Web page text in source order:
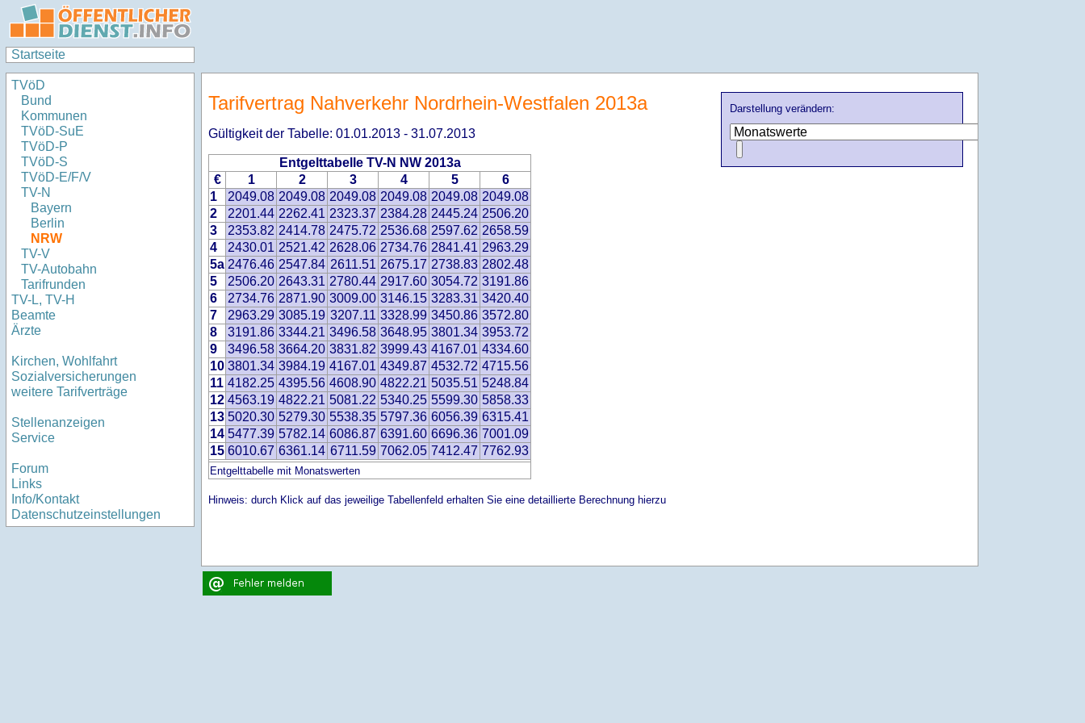
Startseite
TVöD
Bund
Kommunen
TVöD-SuE
TVöD-P
TVöD-S
TVöD-E/F/V
TV-N
Bayern
Berlin
NRW
TV-V
TV-Autobahn
Tarifrunden
TV-L, TV-H
Beamte
Ärzte
Kirchen, Wohlfahrt
Sozialversicherungen
weitere Tarifverträge
Stellenanzeigen
Service
Forum
Links
Info/Kontakt
Datenschutzeinstellungen
Darstellung verändern:
Tarifvertrag Nahverkehr Nordrhein-Westfalen 2013a
Gültigkeit der Tabelle: 01.01.2013 - 31.07.2013
Entgelttabelle TV-N NW 2013a
€
1 2 3 4 5
6
1
2049.08 2049.08 2049.08 2049.08 2049.08 2049.08
2
2201.44 2262.41 2323.37 2384.28 2445.24 2506.20
3
2353.82 2414.78 2475.72 2536.68 2597.62 2658.59
4
2430.01 2521.42 2628.06 2734.76 2841.41 2963.29
5a 2476.46 2547.84 2611.51 2675.17 2738.83 2802.48
5
2506.20 2643.31 2780.44 2917.60 3054.72 3191.86
6
2734.76 2871.90 3009.00 3146.15 3283.31 3420.40
7
2963.29 3085.19 3207.11 3328.99 3450.86 3572.80
8
3191.86 3344.21 3496.58 3648.95 3801.34 3953.72
9
3496.58 3664.20 3831.82 3999.43 4167.01 4334.60
10 3801.34 3984.19 4167.01 4349.87 4532.72 4715.56
11 4182.25 4395.56 4608.90 4822.21 5035.51 5248.84
12 4563.19 4822.21 5081.22 5340.25 5599.30 5858.33
13 5020.30 5279.30 5538.35 5797.36 6056.39 6315.41
14 5477.39 5782.14 6086.87 6391.60 6696.36 7001.09
15 6010.67 6361.14 6711.59 7062.05 7412.47 7762.93
Entgelttabelle mit Monatswerten
Hinweis: durch Klick auf das jeweilige Tabellenfeld erhalten Sie eine detaillierte Berechnung hierzu